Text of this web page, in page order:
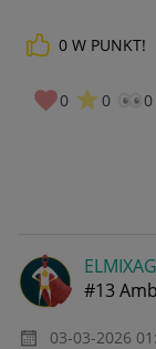
0 W PUNKT!
0 0 0
#13
‎03-03-2026